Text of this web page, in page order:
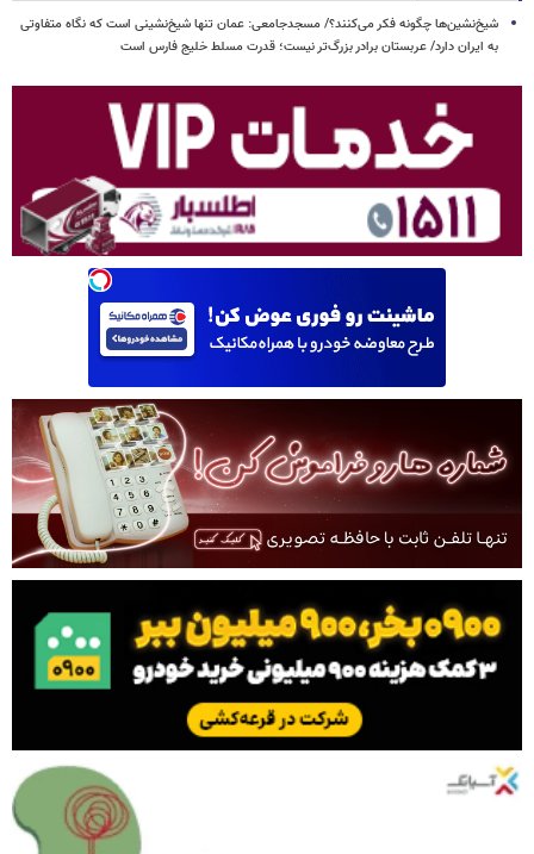
شیخ‌نشین‌ها چگونه فکر می‌کنند؟/ مسجدجامعی: عمان تنها شیخ‌نشینی است که نگاه متفاوتی
به ایران دارد/ عربستان برادر بزرگ‌تر نیست؛ قدرت مسلط خلیج فارس است